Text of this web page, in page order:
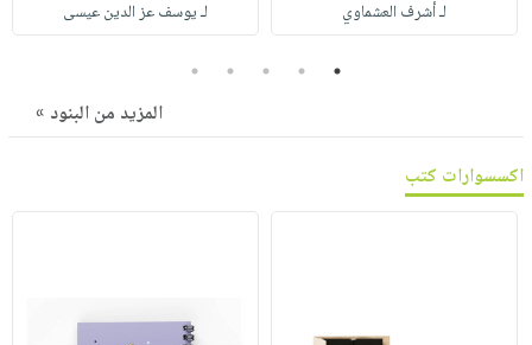
صابون
فيديوهات
نيل
وفرات
عربة
لـ أشرف العشماوي
لـ يوسف عز الدين عيسى
1
2
3
4
5
المزيد من البنود »
اكسسوارات كتب